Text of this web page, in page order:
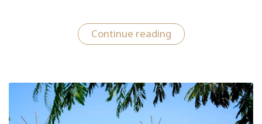
Continue reading“Σαμοθράκη:
Οδοιπορικό
τη
μυστηριακή
ενέργεια